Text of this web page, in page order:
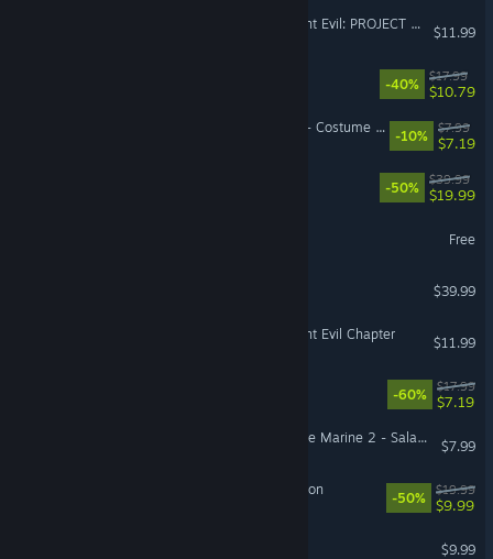
Dead by Daylight - Resident Evil: PROJECT W Chapter
$11.99
-40%
$17.99
$10.79
DragonSword : Awakening - Costume : Coral Summer Mischief
-10%
$7.99
$7.19
-50%
$39.99
$19.99
Free
$39.99
Dead by Daylight - Resident Evil Chapter
$11.99
-60%
$17.99
$7.19
Warhammer 40,000: Space Marine 2 - Salamanders Champion Pack 2
$7.99
The Sims™ Legacy Collection
-50%
$19.99
$9.99
$9.99